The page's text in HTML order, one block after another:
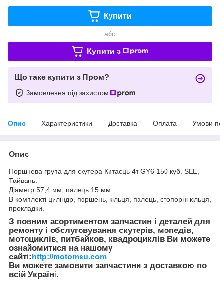
Купити
або
Купити з
Що таке купити з Пром?
Замовлення під захистом
Опис Характеристики Доставка Оплата Умови
Опис
Поршнева група для скутера Китаєць 4т GY6 150 куб. SEE,
Тайвань.
Діаметр 57,4 мм, палець 15 мм.
В комплекті циліндр, поршень, кільця, палець, стопорні кільця,
прокладки.
З повним асортиментом запчастин і деталей для
ремонту і обслуговування скутерів, мопедів,
мотоциклів, питбайков, квадроциклів Ви можете
ознайомитися на нашому
сайті: http://motomsu.com
Ви можете замовити запчастини з доставкою по
всій Україні.